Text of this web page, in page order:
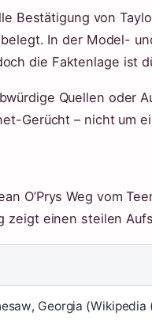
Bestätigung von
In der Model-
die Faktenlage ist
Quellen oder
Gerücht – nicht um
O’Prys Weg vom
zeigt einen steilen
Georgia